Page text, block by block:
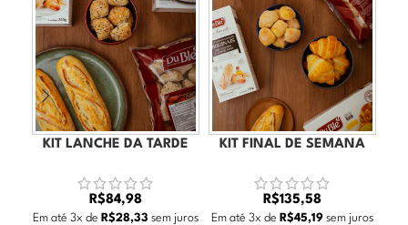
KIT LANCHE DA TARDE
R$84,98
Em até 3x de R$28,33 sem juros
KIT FINAL DE SEMANA
R$135,58
Em até 3x de R$45,19 sem juros